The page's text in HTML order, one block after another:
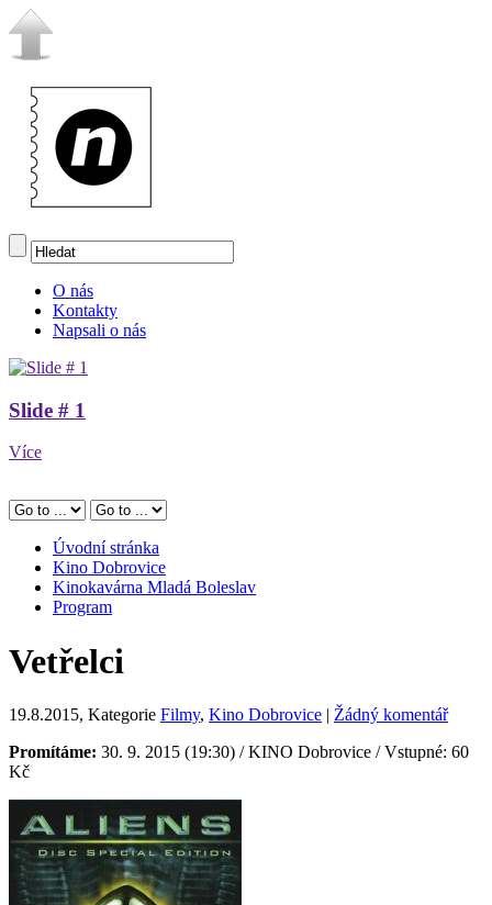
O nás
Kontakty
Napsali o nás
Slide # 1
Více
Úvodní stránka
Kino Dobrovice
Kinokavárna Mladá Boleslav
Program
Vetřelci
19.8.2015, Kategorie Filmy, Kino Dobrovice | Žádný komentář
Promítáme: 30. 9. 2015 (19:30) / KINO Dobrovice / Vstupné: 60
Kč